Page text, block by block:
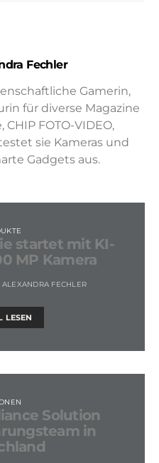
Fechler
Gamerin,
für diverse Magazine
FOTO-VIDEO,
sie Kameras und
Gadgets aus.
startet mit KI-
MP Kamera
ALEXANDRA FECHLER
LESEN
Solution
in